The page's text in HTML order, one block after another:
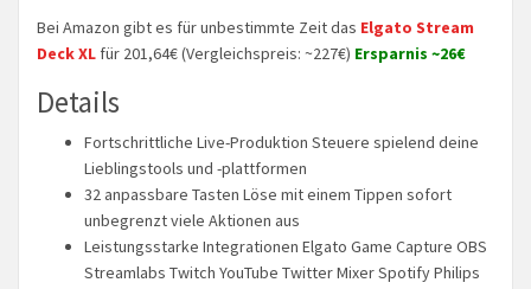
Bei Amazon gibt es für unbestimmte Zeit das Elgato Stream
Deck XL für 201,64€ (Vergleichspreis: ~227€) Ersparnis ~26€
Details
Fortschrittliche Live-Produktion Steuere spielend deine
Lieblingstools und -plattformen
32 anpassbare Tasten Löse mit einem Tippen sofort
unbegrenzt viele Aktionen aus
Leistungsstarke Integrationen Elgato Game Capture OBS
Streamlabs Twitch YouTube Twitter Mixer Spotify Philips